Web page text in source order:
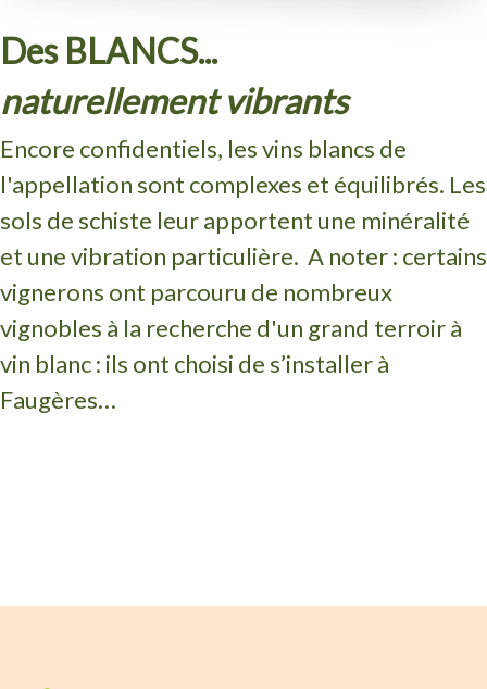
Des BLANCS...
naturellement vibrants
Encore confidentiels, les vins blancs de
l'appellation sont complexes et équilibrés. Les
sols de schiste leur apportent une minéralité
et une vibration particulière. A noter : certains
vignerons ont parcouru de nombreux
vignobles à la recherche d'un grand terroir à
vin blanc : ils ont choisi de s’installer à
Faugères…